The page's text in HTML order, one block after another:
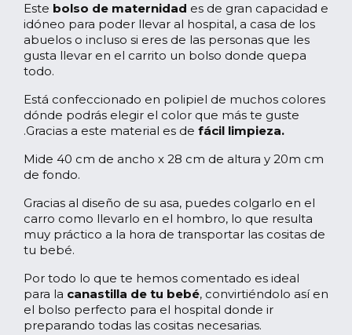
Este bolso de maternidad es de gran capacidad e
idóneo para poder llevar al hospital, a casa de los
abuelos o incluso si eres de las personas que les
gusta llevar en el carrito un bolso donde quepa
todo.
Está confeccionado en polipiel de muchos colores
dónde podrás elegir el color que más te guste
.Gracias a este material es de fácil limpieza.
Mide 40 cm de ancho x 28 cm de altura y 20m cm
de fondo.
Gracias al diseño de su asa, puedes colgarlo en el
carro como llevarlo en el hombro, lo que resulta
muy práctico a la hora de transportar las cositas de
tu bebé.
Por todo lo que te hemos comentado es ideal
para la canastilla de tu bebé, convirtiéndolo así en
el bolso perfecto para el hospital donde ir
preparando todas las cositas necesarias.